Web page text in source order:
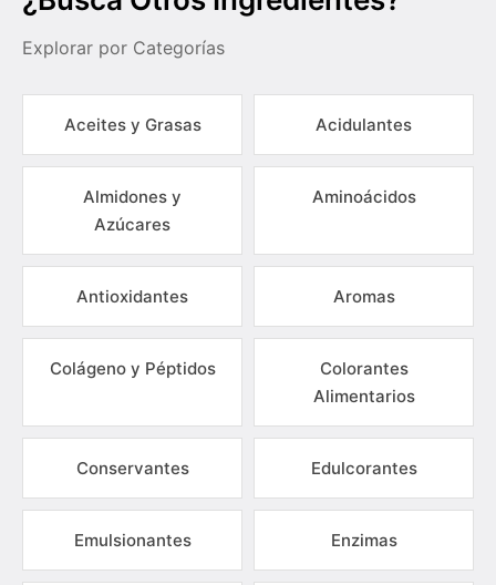
Explorar por Categorías
Aceites y Grasas Acidulantes
Almidones y
Azúcares
Aminoácidos
Antioxidantes Aromas
Colágeno y Péptidos
Colorantes
Alimentarios
Conservantes Edulcorantes
Emulsionantes Enzimas